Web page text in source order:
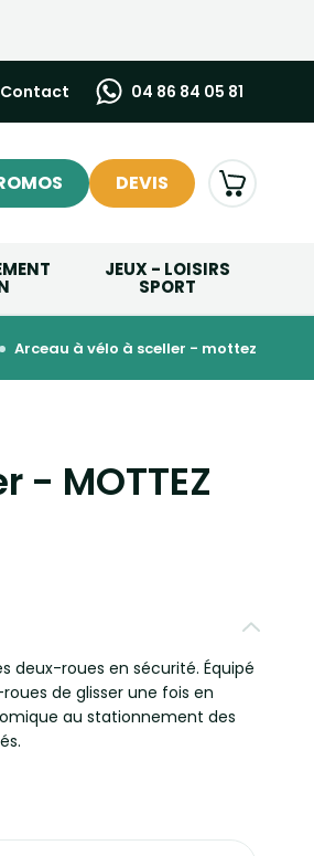
Contact 04 86 84 05 81
DEVIS
JEUX - LOISIRS
SPORT
arceau à vélo à sceller - mottez
- MOTTEZ
deux-roues en sécurité. Équipé
de glisser une fois en
au stationnement des